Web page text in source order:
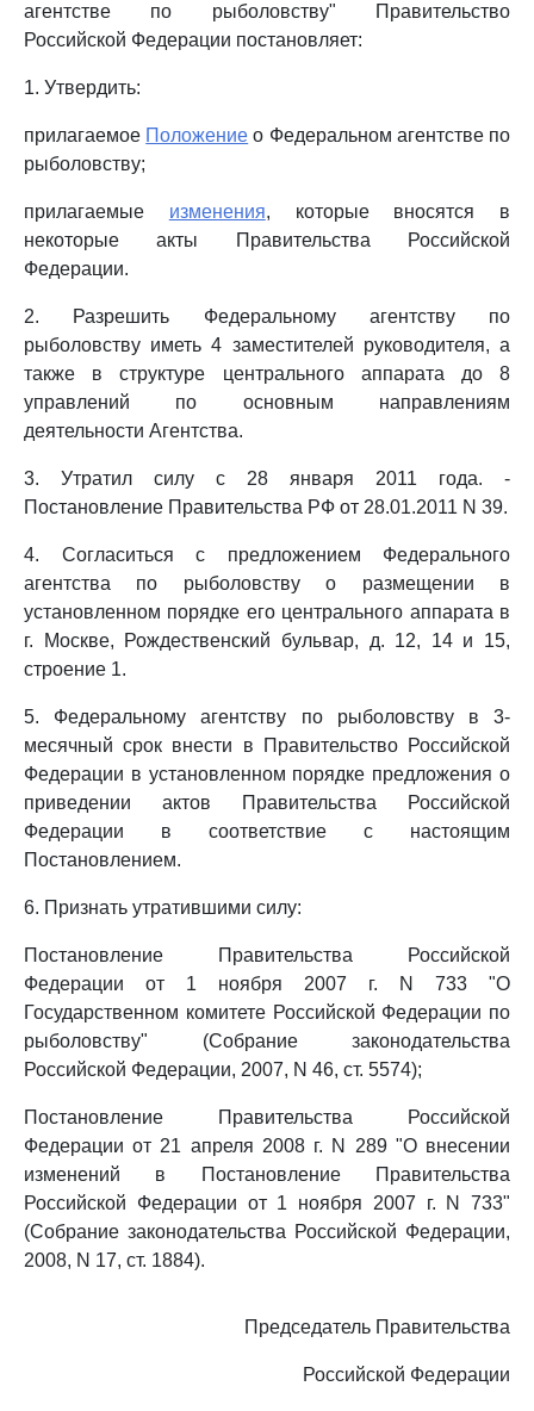
агентстве по рыболовству" Правительство
Российской Федерации постановляет:
1. Утвердить:
прилагаемое Положение о Федеральном агентстве по
рыболовству;
прилагаемые изменения, которые вносятся в
некоторые акты Правительства Российской
Федерации.
2. Разрешить Федеральному агентству по
рыболовству иметь 4 заместителей руководителя, а
также в структуре центрального аппарата до 8
управлений по основным направлениям
деятельности Агентства.
3. Утратил силу с 28 января 2011 года. -
Постановление Правительства РФ от 28.01.2011 N 39.
4. Согласиться с предложением Федерального
агентства по рыболовству о размещении в
установленном порядке его центрального аппарата в
г. Москве, Рождественский бульвар, д. 12, 14 и 15,
строение 1.
5. Федеральному агентству по рыболовству в 3-
месячный срок внести в Правительство Российской
Федерации в установленном порядке предложения о
приведении актов Правительства Российской
Федерации в соответствие с настоящим
Постановлением.
6. Признать утратившими силу:
Постановление Правительства Российской
Федерации от 1 ноября 2007 г. N 733 "О
Государственном комитете Российской Федерации по
рыболовству" (Собрание законодательства
Российской Федерации, 2007, N 46, ст. 5574);
Постановление Правительства Российской
Федерации от 21 апреля 2008 г. N 289 "О внесении
изменений в Постановление Правительства
Российской Федерации от 1 ноября 2007 г. N 733"
(Собрание законодательства Российской Федерации,
2008, N 17, ст. 1884).
Председатель Правительства
Российской Федерации